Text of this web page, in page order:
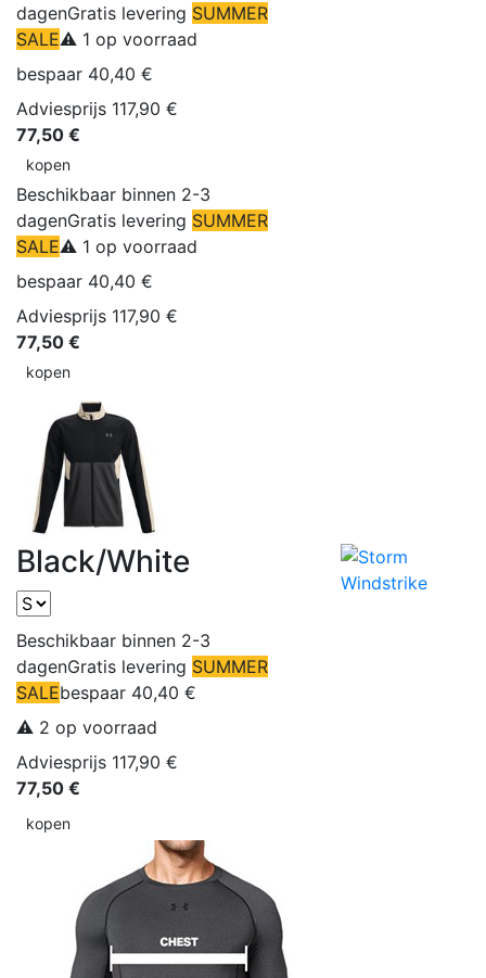
dagenGratis levering SUMMER
SALE⚠️ 1 op voorraad
bespaar 40,40 €
Adviesprijs 117,90 €
77,50 €
kopen
Beschikbaar binnen 2-3
dagenGratis levering SUMMER
SALE⚠️ 1 op voorraad
bespaar 40,40 €
Adviesprijs 117,90 €
77,50 €
kopen
Black/White
Beschikbaar binnen 2-3
dagenGratis levering SUMMER
SALEbespaar 40,40 €
⚠️ 2 op voorraad
Adviesprijs 117,90 €
77,50 €
kopen